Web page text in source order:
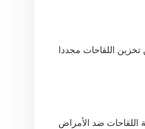
اللقاحات مجددا
اللقاحات ضد الأمراض